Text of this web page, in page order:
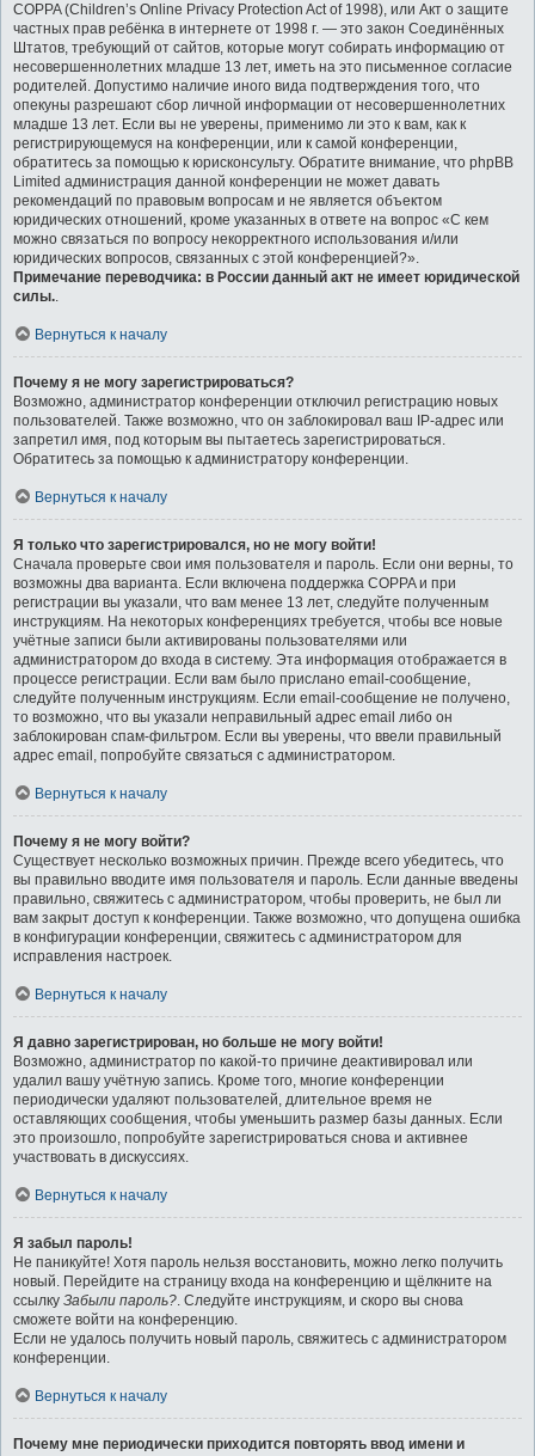
COPPA (Children’s Online Privacy Protection Act of 1998), или Акт о защите
частных прав ребёнка в интернете от 1998 г. — это закон Соединённых
Штатов, требующий от сайтов, которые могут собирать информацию от
несовершеннолетних младше 13 лет, иметь на это письменное согласие
родителей. Допустимо наличие иного вида подтверждения того, что
опекуны разрешают сбор личной информации от несовершеннолетних
младше 13 лет. Если вы не уверены, применимо ли это к вам, как к
регистрирующемуся на конференции, или к самой конференции,
обратитесь за помощью к юрисконсульту. Обратите внимание, что phpBB
Limited администрация данной конференции не может давать
рекомендаций по правовым вопросам и не является объектом
юридических отношений, кроме указанных в ответе на вопрос «С кем
можно связаться по вопросу некорректного использования и/или
юридических вопросов, связанных с этой конференцией?».
Примечание переводчика: в России данный акт не имеет юридической
силы..
Вернуться к началу
Почему я не могу зарегистрироваться?
Возможно, администратор конференции отключил регистрацию новых
пользователей. Также возможно, что он заблокировал ваш IP-адрес или
запретил имя, под которым вы пытаетесь зарегистрироваться.
Обратитесь за помощью к администратору конференции.
Вернуться к началу
Я только что зарегистрировался, но не могу войти!
Сначала проверьте свои имя пользователя и пароль. Если они верны, то
возможны два варианта. Если включена поддержка COPPA и при
регистрации вы указали, что вам менее 13 лет, следуйте полученным
инструкциям. На некоторых конференциях требуется, чтобы все новые
учётные записи были активированы пользователями или
администратором до входа в систему. Эта информация отображается в
процессе регистрации. Если вам было прислано email-сообщение,
следуйте полученным инструкциям. Если email-сообщение не получено,
то возможно, что вы указали неправильный адрес email либо он
заблокирован спам-фильтром. Если вы уверены, что ввели правильный
адрес email, попробуйте связаться с администратором.
Вернуться к началу
Почему я не могу войти?
Существует несколько возможных причин. Прежде всего убедитесь, что
вы правильно вводите имя пользователя и пароль. Если данные введены
правильно, свяжитесь с администратором, чтобы проверить, не был ли
вам закрыт доступ к конференции. Также возможно, что допущена ошибка
в конфигурации конференции, свяжитесь с администратором для
исправления настроек.
Вернуться к началу
Я давно зарегистрирован, но больше не могу войти!
Возможно, администратор по какой-то причине деактивировал или
удалил вашу учётную запись. Кроме того, многие конференции
периодически удаляют пользователей, длительное время не
оставляющих сообщения, чтобы уменьшить размер базы данных. Если
это произошло, попробуйте зарегистрироваться снова и активнее
участвовать в дискуссиях.
Вернуться к началу
Я забыл пароль!
Не паникуйте! Хотя пароль нельзя восстановить, можно легко получить
новый. Перейдите на страницу входа на конференцию и щёлкните на
ссылку Забыли пароль?. Следуйте инструкциям, и скоро вы снова
сможете войти на конференцию.
Если не удалось получить новый пароль, свяжитесь с администратором
конференции.
Вернуться к началу
Почему мне периодически приходится повторять ввод имени и